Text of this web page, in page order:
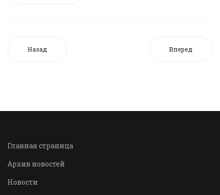
Назад Вперед
Главная страница
Архив новостей
Новости